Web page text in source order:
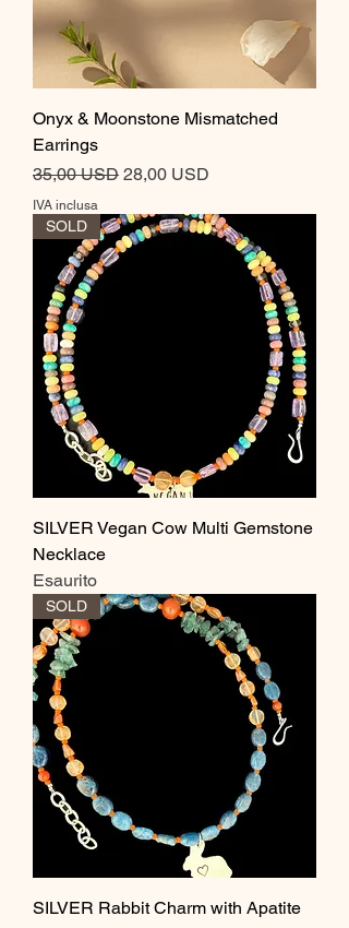
Onyx & Moonstone Mismatched
Earrings
Prezzo regolare
35,00 USD Prezzo scontato
28,00 USD
IVA inclusa
SOLD
SILVER Vegan Cow Multi Gemstone
Necklace
Esaurito
SOLD
SILVER Rabbit Charm with Apatite